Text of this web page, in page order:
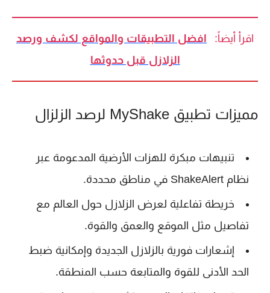
اقرأ أيضاً:
افضل التطبيقات والمواقع لكشف ورصد
الزلازل قبل حدوثها
مميزات تطبيق MyShake لرصد الزلزال
تنبيهات مبكرة للهزات الأرضية المدعومة عبر
نظام ShakeAlert في مناطق محددة.
خريطة تفاعلية لعرض الزلازل حول العالم مع
تفاصيل مثل الموقع والعمق والقوة.
إشعارات فورية بالزلازل الجديدة وإمكانية ضبط
الحد الأدنى للقوة والمتابعة حسب المنطقة.